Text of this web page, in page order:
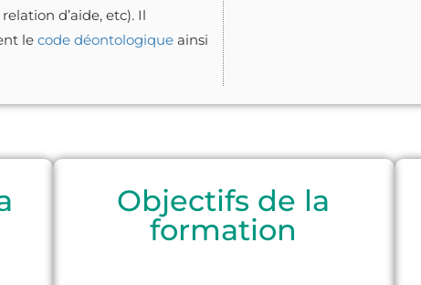
d’aide, etc). Il
le code déontologique ainsi
Objectifs de la
formation